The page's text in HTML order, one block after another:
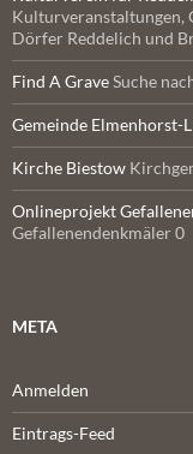
Kulturveranstaltungen,
Dörfer Reddelich und
Find A GraveSuche
Gemeinde Elmenhorst-
Kirche Biestow
Onlineprojekt
Gefallenendenkmäler 0
META
Anmelden
Eintrags-Feed